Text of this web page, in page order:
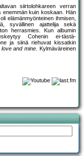
siirtolohkareen verran
enemmän kuin koskaan. Hän
elämänmyönteinen ihmisen,
syvällinen ajattelija sekä
herrasmies. Kun albumin
Cohenin ei-tästä-
ja siinä riehuvat kissatkin
and mine. Kylmäväreinen